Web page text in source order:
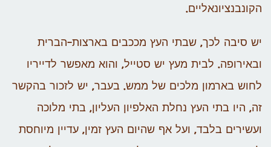
הקונבנציונאליים.
יש סיבה לכך, שבתי העץ מככבים בארצות-הברית
ובאירופה. לבית מעץ יש סטייל, והוא מאפשר לדייריו
לחוש בארמון מלכים של ממש. בעבר, יש לזכור בהקשר
זה, היו בתי העץ נחלת האלפיון העליון, בתי מלוכה
ועשירים בלבד, ועל אף שהיום העץ זמין, עדיין מיוחסת